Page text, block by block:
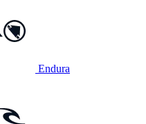
Endura